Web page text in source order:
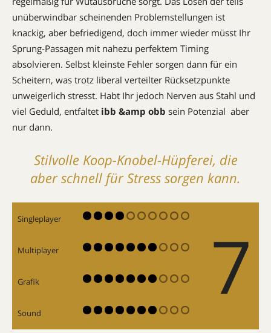
unüberwindbar scheinenden Problemstellungen ist
knackig, aber befriedigend, doch immer wieder müsst Ihr
Sprung-Passagen mit nahezu perfektem Timing
absolvieren. Selbst kleinste Fehler sorgen dann für ein
Scheitern, was trotz liberal verteilter Rücksetzpunkte
unweigerlich stresst. Habt Ihr jedoch Nerven aus Stahl und
viel Geduld, entfaltet ibb &amp obb sein Potenzial  aber
nur dann.
Stilvolle Koop-Knobel-Hüpferei, die
aber schnell für Stress sorgen kann.
Singleplayer 7
Multiplayer
Grafik
Sound